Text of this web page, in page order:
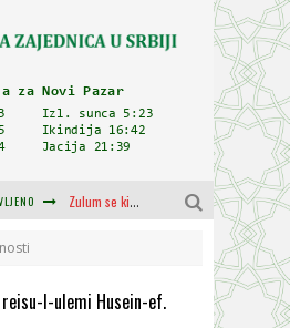
Plodovi znanja i mudrosti (8. Dio)
reisu-l-ulemi Husein-ef.